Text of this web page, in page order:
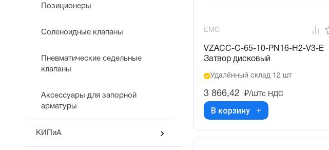
Позиционеры
Соленоидные клапаны
Пневматические седельные
клапаны
Аксессуары для запорной
арматуры
КИПиА
EMC
VZACC-C-65-10-PN16-H2-V3-E
Затвор дисковый
Удалённый склад 12 шт
3 866,42 ₽/штс НДС
В корзину